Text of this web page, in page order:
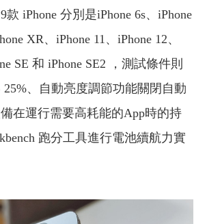
iPhone 分別是iPhone 6s、iPhone
XR、iPhone 11、iPhone 12、
SE 和 iPhone SE2 ，測試條件則
、自動亮度調節功能關閉自動
在運行需要高耗能的App時的持
跑分工具進行電池續航力實